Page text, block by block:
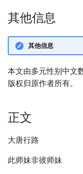
其他信息
其他信息
本文由多元性别中文
版权归原作者所有。
正文
大唐行路
此师妹非彼师妹